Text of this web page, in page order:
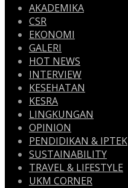
AKADEMIKA
CSR
EKONOMI
GALERI
HOT NEWS
INTERVIEW
KESEHATAN
KESRA
LINGKUNGAN
OPINION
PENDIDIKAN & IPTEK
SUSTAINABILITY
TRAVEL & LIFESTYLE
UKM CORNER